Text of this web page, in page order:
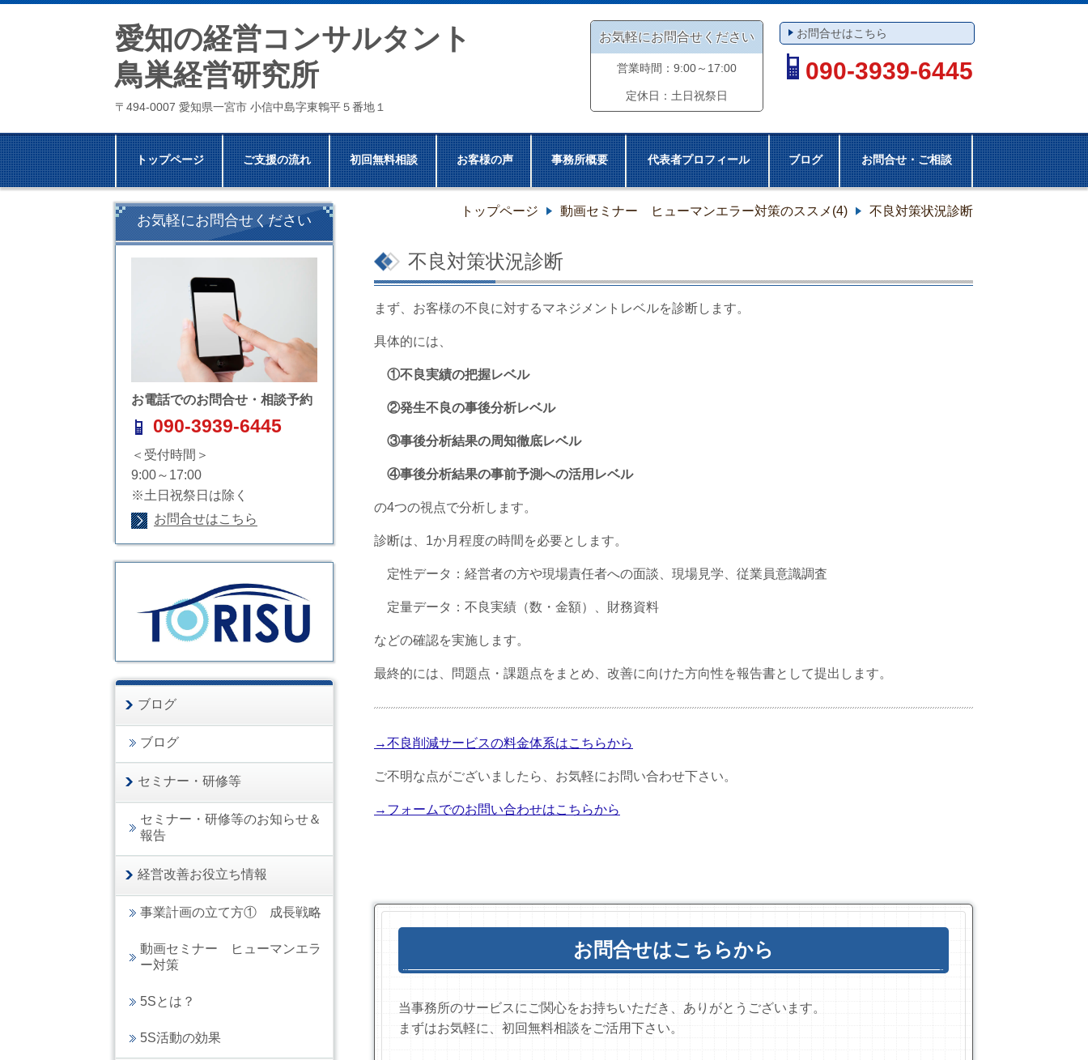
愛知の経営コンサルタント
鳥巣経営研究所
〒494-0007 愛知県一宮市 小信中島字東鵯平５番地１
お気軽にお問合せください
営業時間：9:00～17:00
定休日：土日祝祭日
お問合せはこちら
090-3939-6445
トップページ ご支援の流れ 初回無料相談 お客様の声 事務所概要 代表者プロフィール ブログ お問合せ・ご相談
トップページ 動画セミナー ヒューマンエラー対策のススメ(4) 不良対策状況診断
不良対策状況診断
まず、お客様の不良に対するマネジメントレベルを診断します。
具体的には、
①不良実績の把握レベル
②発生不良の事後分析レベル
③事後分析結果の周知徹底レベル
④事後分析結果の事前予測への活用レベル
の4つの視点で分析します。
診断は、1か月程度の時間を必要とします。
定性データ：経営者の方や現場責任者への面談、現場見学、従業員意識調査
定量データ：不良実績（数・金額）、財務資料
などの確認を実施します。
最終的には、問題点・課題点をまとめ、改善に向けた方向性を報告書として提出します。
→不良削減サービスの料金体系はこちらから
ご不明な点がございましたら、お気軽にお問い合わせ下さい。
→フォームでのお問い合わせはこちらから
お問合せはこちらから
当事務所のサービスにご関心をお持ちいただき、ありがとうございます。
まずはお気軽に、初回無料相談をご活用下さい。
お気軽にお問合せください
お電話でのお問合せ・相談予約
090-3939-6445
＜受付時間＞
9:00～17:00
※土日祝祭日は除く
お問合せはこちら
ブログ
ブログ
セミナー・研修等
セミナー・研修等のお知らせ＆
報告
経営改善お役立ち情報
事業計画の立て方① 成長戦略
動画セミナー ヒューマンエラ
ー対策
5Sとは？
5S活動の効果